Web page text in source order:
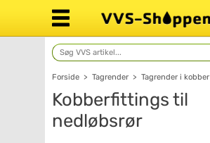
Forside > Tagrender > Tagrender i kobber
Kobberfittings til
nedløbsrør